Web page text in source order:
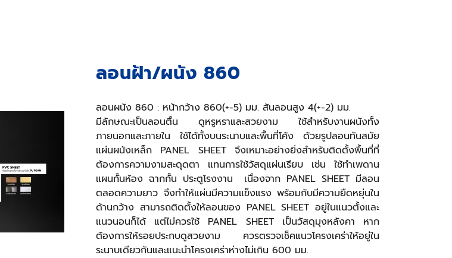
ลอนฝ้า/ผนัง 860
ลอนผนัง 860 : หน้ากว้าง 860(+-5) มม. สันลอนสูง 4(+-2) มม.
มีลักษณะเป็นลอนตื้น ดูหรูหราและสวยงาม ใช้สำหรับงานผนังทั้ง
ภายนอกและภายใน ใช้ได้ทั้งบนระนาบและพื้นที่โค้ง ด้วยรูปลอนทันสมัย
แผ่นผนังเหล็ก PANEL SHEET จึงเหมาะอย่างยิ่งสำหรับติดตั้งพื้นที่ที่
ต้องการความงามสะดุดตา แทนการใช้วัสดุแผ่นเรียบ เช่น ใช้ทำเพดาน
แผนกั้นห้อง ฉากกั้น ประตูโรงงาน ​ เนื่องจาก PANEL SHEET มีลอน
ตลอดความยาว จึงทำให้แผ่นมีความแข็งแรง พร้อมกับมีความยืดหยุ่นใน
ด้านกว้าง สามารถติดตั้งให้ลอนของ PANEL SHEET อยู่ในแนวตั้งและ
แนวนอนก็ได้ แต่ไม่ควรใช้ PANEL SHEET เป็นวัสดุมุงหลังคา หาก
ต้องการให้รอยประกบดูสวยงาม ควรตรวจเช็คแนวโครงเคร่าให้อยู่ใน
ระนาบเดียวกันและแนะนำโครงเคร่าห่างไม่เกิน 600 มม.​